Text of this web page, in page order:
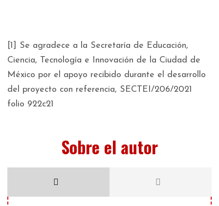
[1] Se agradece a la Secretaría de Educación,
Ciencia, Tecnología e Innovación de la Ciudad de
México por el apoyo recibido durante el desarrollo
del proyecto con referencia, SECTEI/206/2021
folio 922c21
Sobre el autor